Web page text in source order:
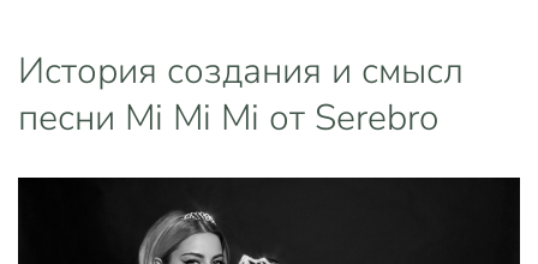
История создания и смысл
песни Mi Mi Mi от Serebro